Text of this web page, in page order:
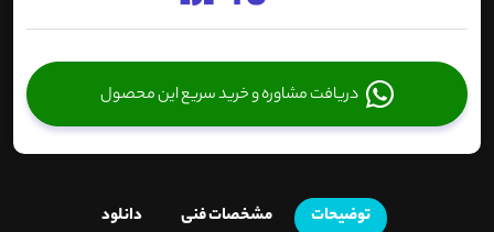
دریافت مشاوره و خرید سریع این محصول
توضیحات مشخصات فنی دانلود